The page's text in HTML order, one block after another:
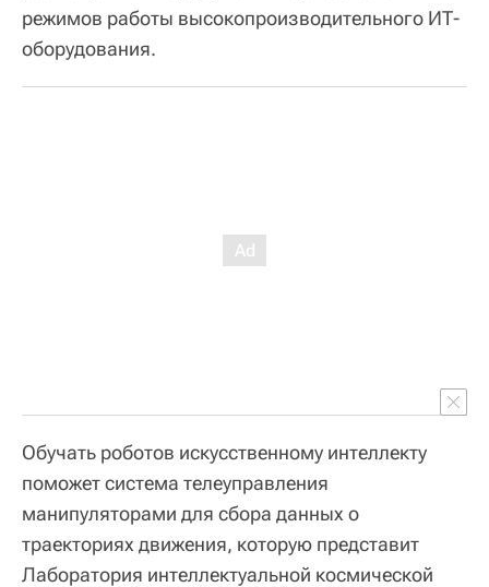
режимов работы высокопроизводительного ИТ-
оборудования.
Обучать роботов искусственному интеллекту
поможет система телеуправления
манипуляторами для сбора данных о
траекториях движения, которую представит
Лаборатория интеллектуальной космической